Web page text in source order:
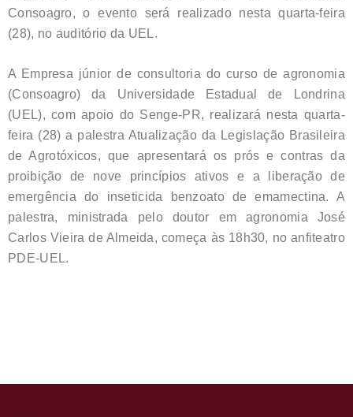
Consoagro, o evento será realizado nesta quarta-feira
(28), no auditório da UEL.
A Empresa júnior de consultoria do curso de agronomia
(Consoagro) da Universidade Estadual de Londrina
(UEL), com apoio do Senge-PR, realizará nesta quarta-
feira (28) a palestra Atualização da Legislação Brasileira
de Agrotóxicos, que apresentará os prós e contras da
proibição de nove princípios ativos e a liberação de
emergência do inseticida benzoato de emamectina. A
palestra, ministrada pelo doutor em agronomia José
Carlos Vieira de Almeida, começa às 18h30, no anfiteatro
PDE-UEL.